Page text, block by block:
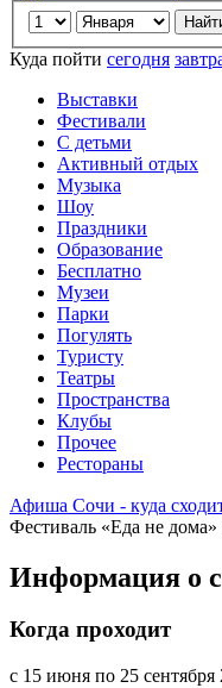
Куда пойти сегодня
Выставки
Фестивали
С детьми
Активный отдых
Музыка
Шоу
Праздники
Образование
Бесплатно
Музеи
Парки
Погулять
Туристу
Театры
Пространства
Клубы
Прочее
Рестораны
Афиша Сочи - куда
Фестиваль «Еда не дома»
Информация о
Когда проходит
с 15 июня по 25 сентября